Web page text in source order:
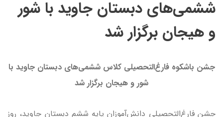
ششمی‌های دبستان جاوید با شور
و هیجان برگزار شد
جشن باشکوه فارغ‌التحصیلی کلاس ششمی‌های دبستان جاوید با
شور و هیجان برگزار شد
جشن فارغ‌التحصیلی دانش‌آموزان پایه ششم دبستان جاوید، روز